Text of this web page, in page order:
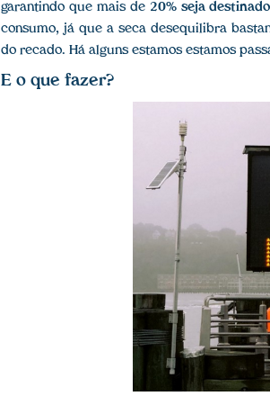
garantindo que mais de 20% seja
consumo, já que a seca desequilibra
do recado. Há alguns estamos estamos
E o que fazer?